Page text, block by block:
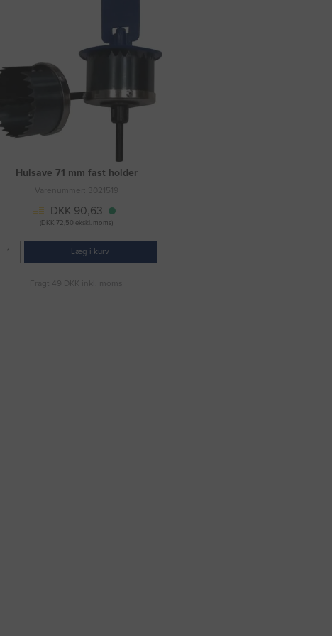
Hulsave 71 mm fast holder
Varenummer: 3021519
DKK 90,63
(DKK 72,50 ekskl. moms)
Læg i kurv
Fragt 49 DKK inkl. moms